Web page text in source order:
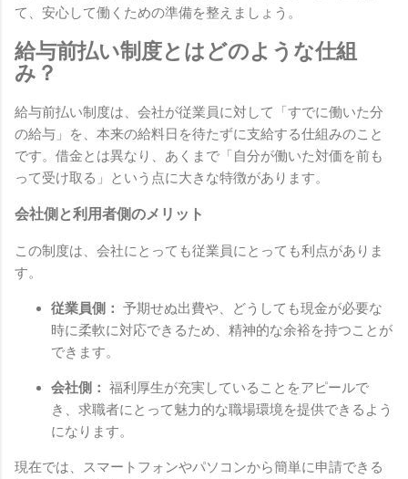
て、安心して働くための準備を整えましょう。
給与前払い制度とはどのような仕組
み？
給与前払い制度は、会社が従業員に対して「すでに働いた分
の給与」を、本来の給料日を待たずに支給する仕組みのこと
です。借金とは異なり、あくまで「自分が働いた対価を前も
って受け取る」という点に大きな特徴があります。
会社側と利用者側のメリット
この制度は、会社にとっても従業員にとっても利点がありま
す。
従業員側： 予期せぬ出費や、どうしても現金が必要な
時に柔軟に対応できるため、精神的な余裕を持つことが
できます。
会社側： 福利厚生が充実していることをアピールで
き、求職者にとって魅力的な職場環境を提供できるよう
になります。
現在では、スマートフォンやパソコンから簡単に申請できる